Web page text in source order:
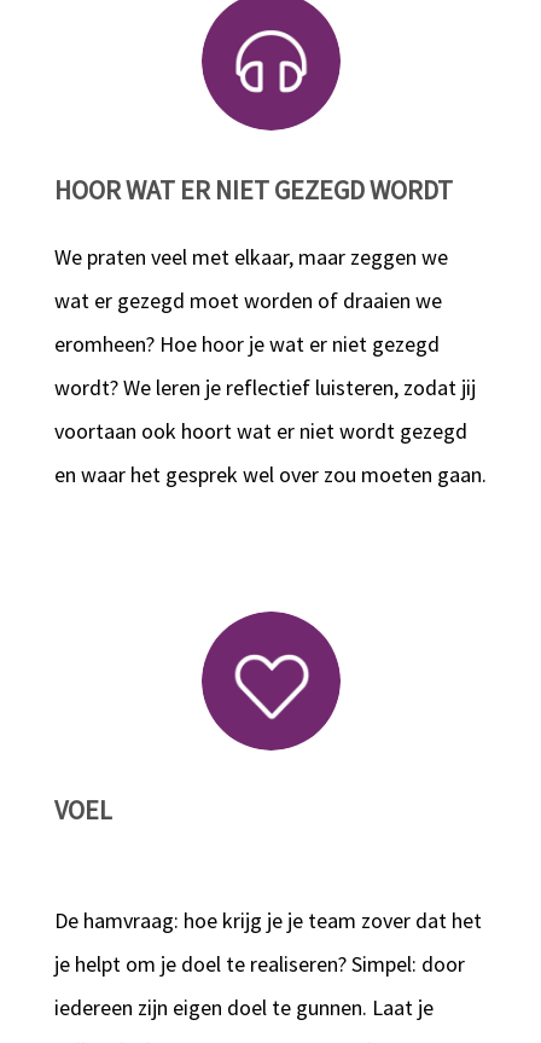
HOOR WAT ER NIET GEZEGD WORDT
We praten veel met elkaar, maar zeggen we
wat er gezegd moet worden of draaien we
eromheen? Hoe hoor je wat er niet gezegd
wordt? We leren je reflectief luisteren, zodat jij
voortaan ook hoort wat er niet wordt gezegd
en waar het gesprek wel over zou moeten gaan.
VOEL
De hamvraag: hoe krijg je je team zover dat het
je helpt om je doel te realiseren? Simpel: door
iedereen zijn eigen doel te gunnen. Laat je